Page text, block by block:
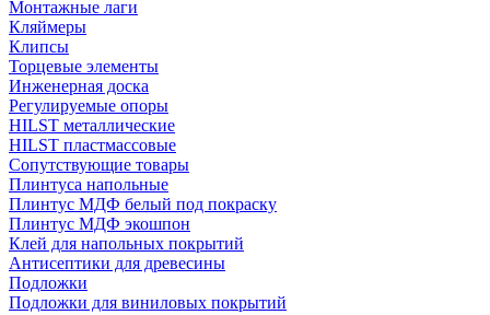
Монтажные лаги
Кляймеры
Клипсы
Торцевые элементы
Инженерная доска
Регулируемые опоры
HILST металлические
HILST пластмассовые
Сопутствующие товары
Плинтуса напольные
Плинтус МДФ белый под покраску
Плинтус МДФ экошпон
Клей для напольных покрытий
Антисептики для древесины
Подложки
Подложки для виниловых покрытий